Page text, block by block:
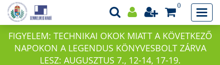
0
FIGYELEM: TECHNIKAI OKOK MIATT A KÖVETKEZŐ
NAPOKON A LEGENDUS KÖNYVESBOLT ZÁRVA
LESZ: AUGUSZTUS 7., 12-14, 17-19.